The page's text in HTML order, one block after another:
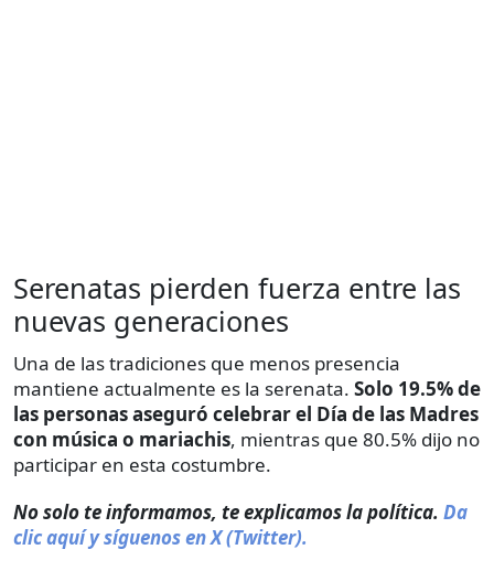
Serenatas pierden fuerza entre las
nuevas generaciones
Una de las tradiciones que menos presencia
mantiene actualmente es la serenata. Solo 19.5% de
las personas aseguró celebrar el Día de las Madres
con música o mariachis, mientras que 80.5% dijo no
participar en esta costumbre.
No solo te informamos, te explicamos la política. Da
clic aquí y síguenos en X (Twitter).